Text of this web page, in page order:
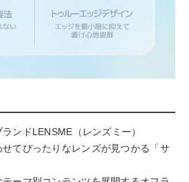
ンドLENSME（レンズミー）
てぴったりなレンズが見つかる「サ